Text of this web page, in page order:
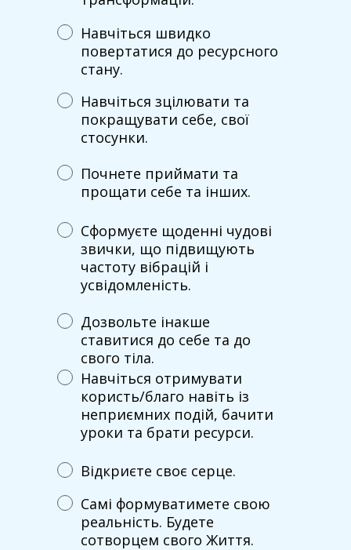
Навчіться швидко
повертатися до ресурсного
стану.
Почнете приймати та
прощати себе та інших.
Навчіться зцілювати та
покращувати себе, свої
стосунки.
Сформуєте щоденні чудові
звички, що підвищують
частоту вібрацій і
усвідомленість.
Дозвольте інакше
ставитися до себе та до
свого тіла.
Навчіться отримувати
користь/благо навіть із
неприємних подій, бачити
уроки та брати ресурси.
Відкриєте своє серце.
Самі формуватимете свою
реальність. Будете
сотворцем свого Життя.